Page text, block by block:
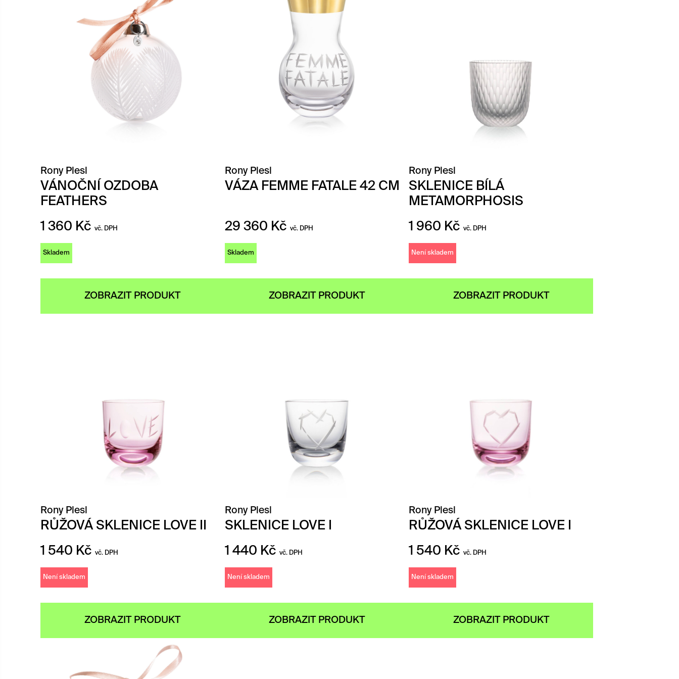
Rony Plesl
VÁNOČNÍ OZDOBA
FEATHERS
1 360 Kč vč. DPH
Skladem
ZOBRAZIT PRODUKT
Rony Plesl
VÁZA FEMME FATALE 42 CM
29 360 Kč vč. DPH
Skladem
ZOBRAZIT PRODUKT
Rony Plesl
SKLENICE BÍLÁ
METAMORPHOSIS
1 960 Kč vč. DPH
Není skladem
ZOBRAZIT PRODUKT
Rony Plesl
RŮŽOVÁ SKLENICE LOVE II
1 540 Kč vč. DPH
Není skladem
ZOBRAZIT PRODUKT
Rony Plesl
SKLENICE LOVE I
1 440 Kč vč. DPH
Není skladem
ZOBRAZIT PRODUKT
Rony Plesl
RŮŽOVÁ SKLENICE LOVE I
1 540 Kč vč. DPH
Není skladem
ZOBRAZIT PRODUKT